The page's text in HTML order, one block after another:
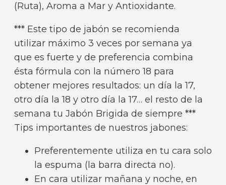
(Ruta), Aroma a Mar y Antioxidante.
*** Este tipo de jabón se recomienda
utilizar máximo 3 veces por semana ya
que es fuerte y de preferencia combina
ésta fórmula con la número 18 para
obtener mejores resultados: un día la 17,
otro día la 18 y otro día la 17… el resto de la
semana tu Jabón Brigida de siempre ***
Tips importantes de nuestros jabones:
Preferentemente utiliza en tu cara solo
la espuma (la barra directa no).
En cara utilizar mañana y noche, en